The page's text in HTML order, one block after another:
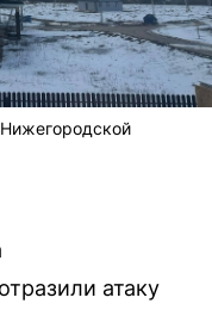
Нижегородской
атаку